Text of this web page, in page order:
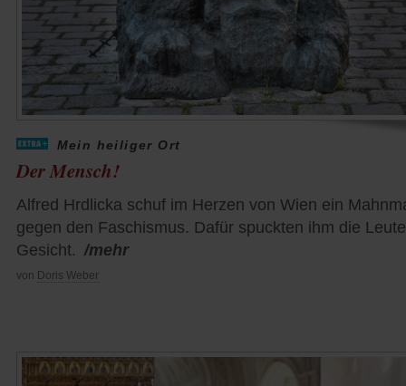
Mein heiliger Ort
Der Mensch!
Alfred Hrdlicka schuf im Herzen von Wien ein
gegen den Faschismus. Dafür spuckten ihm die
Gesicht. /mehr
von Doris Weber